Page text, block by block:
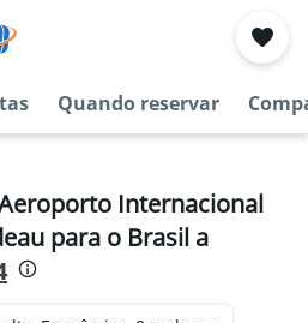
Quando reservar
Internacional
para o Brasil a